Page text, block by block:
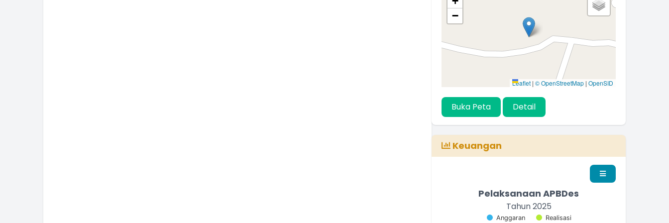
−
Leaflet | © OpenStreetMap | OpenSID
Buka Peta Detail
Keuangan
Pelaksanaan APBDes
Tahun 2025
Anggaran Realisasi